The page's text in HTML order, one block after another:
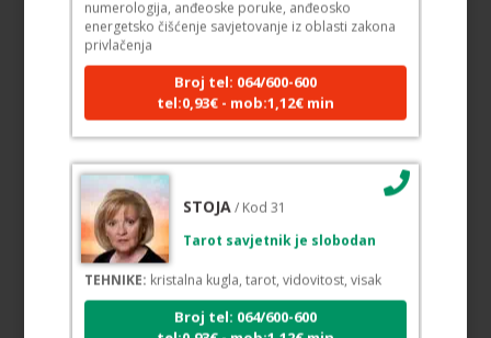
energetsko čišćenje savjetovanje iz oblasti zakona
privlačenja
Broj tel: 064/600-600
tel:0,93€ - mob:1,12€ min
TEHNIKE:kristalna kugla, tarot, vidovitost, visak
Broj tel: 064/600-600
tel:0,93€ - mob:1,12€ min